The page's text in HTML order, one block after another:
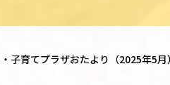
子育てプラザおたより（2025年5月）